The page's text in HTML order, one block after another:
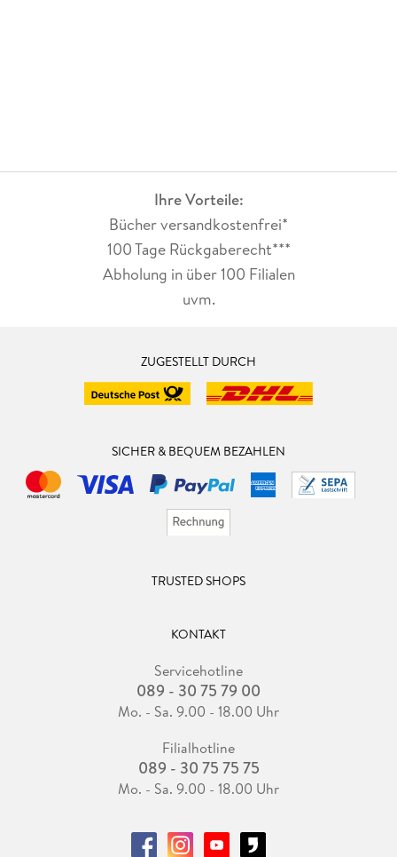
Ihre Vorteile:
Bücher versandkostenfrei*
100 Tage Rückgaberecht***
Abholung in über 100 Filialen
uvm.
ZUGESTELLT DURCH
SICHER & BEQUEM BEZAHLEN
TRUSTED SHOPS
KONTAKT
Servicehotline
089 - 30 75 79 00
Mo. - Sa. 9.00 - 18.00 Uhr
Filialhotline
089 - 30 75 75 75
Mo. - Sa. 9.00 - 18.00 Uhr